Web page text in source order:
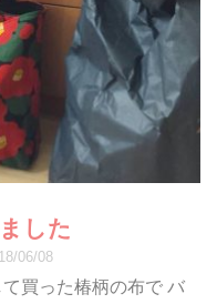
した
06/08
買った椿柄の布で バ